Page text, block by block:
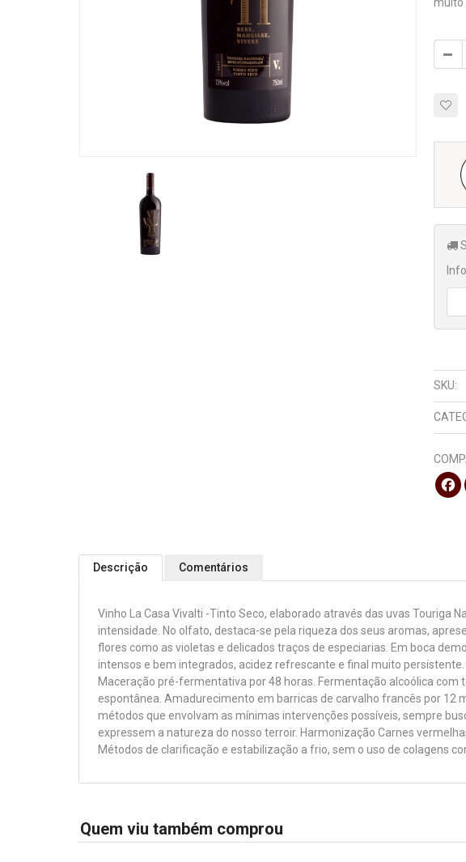
SKU:
Descrição Comentários
Vinho La Casa Vivalti -Tinto Seco, elaborado através das uvas Touriga
intensidade. No olfato, destaca-se pela riqueza dos seus aromas,
flores como as violetas e delicados traços de especiarias. Em boca
intensos e bem integrados, acidez refrescante e final muito
Maceração pré-fermentativa por 48 horas. Fermentação alcoólica
espontânea. Amadurecimento em barricas de carvalho francês por 12
métodos que envolvam as mínimas intervenções possíveis, sempre
expressem a natureza do nosso terroir. Harmonização Carnes
Métodos de clarificação e estabilização a frio, sem o uso de colagens
Quem viu também comprou